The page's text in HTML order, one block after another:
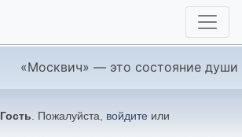
«Москвич» — это состояние души
Гость . Пожалуйста, войдите или